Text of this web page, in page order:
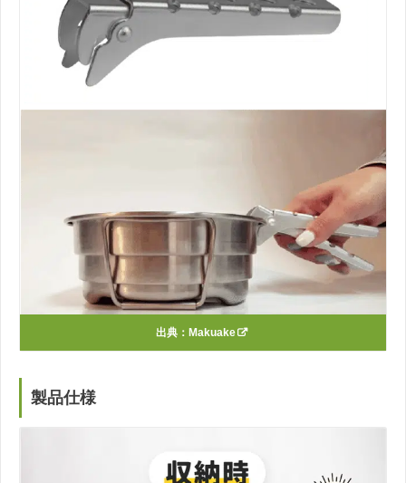
出典： Makuake
製品仕様